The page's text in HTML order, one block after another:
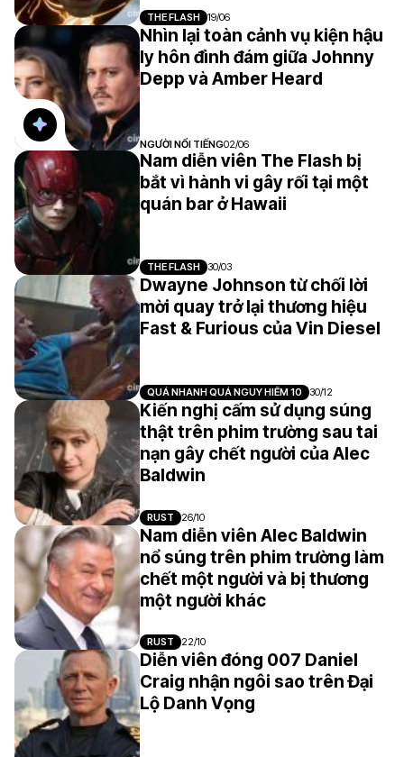
THE FLASH 19/06
Nhìn lại toàn cảnh vụ kiện hậu
ly hôn đình đám giữa Johnny
Depp và Amber Heard
NGƯỜI NỔI TIẾNG02/06
Nam diễn viên The Flash bị
bắt vì hành vi gây rối tại một
quán bar ở Hawaii
THE FLASH 30/03
Dwayne Johnson từ chối lời
mời quay trở lại thương hiệu
Fast & Furious của Vin Diesel
QUÁ NHANH QUÁ NGUY HIỂM 10 30/12
Kiến nghị cấm sử dụng súng
thật trên phim trường sau tai
nạn gây chết người của Alec
Baldwin
RUST 26/10
Nam diễn viên Alec Baldwin
nổ súng trên phim trường làm
chết một người và bị thương
một người khác
RUST 22/10
Diễn viên đóng 007 Daniel
Craig nhận ngôi sao trên Đại
Lộ Danh Vọng